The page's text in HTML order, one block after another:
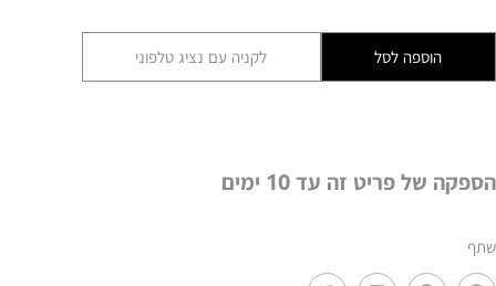
הוספה לסל לקניה עם נציג טלפוני
הספקה של פריט זה עד 10 ימים
שתף